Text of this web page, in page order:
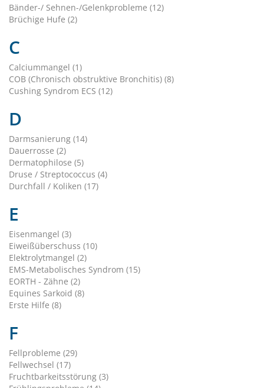
Bänder-/ Sehnen-/Gelenkprobleme (12)
Brüchige Hufe (2)
C
Calciummangel (1)
COB (Chronisch obstruktive Bronchitis) (8)
Cushing Syndrom ECS (12)
D
Darmsanierung (14)
Dauerrosse (2)
Dermatophilose (5)
Druse / Streptococcus (4)
Durchfall / Koliken (17)
E
Eisenmangel (3)
Eiweißüberschuss (10)
Elektrolytmangel (2)
EMS-Metabolisches Syndrom (15)
EORTH - Zähne (2)
Equines Sarkoid (8)
Erste Hilfe (8)
F
Fellprobleme (29)
Fellwechsel (17)
Fruchtbarkeitsstörung (3)